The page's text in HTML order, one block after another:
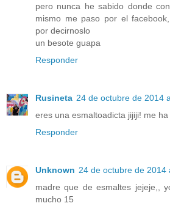
pero nunca he sabido donde
mismo me paso por el
por decirnoslo
un besote guapa
Responder
Rusineta 24 de octubre de 2014
eres una esmaltoadicta jijiji! me
Responder
Unknown 24 de octubre de 2014
madre que de esmaltes jejeje,,
mucho 15